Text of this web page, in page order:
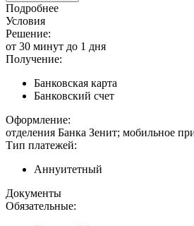
Подробнее
Условия
Решение:
от 30 минут до 1 дня
Получение:
Банковская карта
Банковский счет
Оформление:
отделения Банка Зенит; мобильное
Тип платежей:
Аннуитетный
Документы
Обязательные: